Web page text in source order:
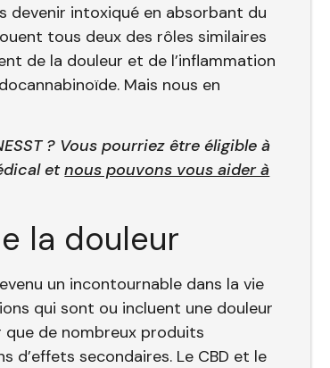
devenir intoxiqué en absorbant du
tous deux des rôles similaires
de la douleur et de l’inflammation
Mais nous en
? Vous pourriez être éligible à
etnous pouvons vous aider à
la douleur
un incontournable dans la vie
qui sont ou incluent une douleur
de nombreux produits
d’effets secondaires. Le CBD et le